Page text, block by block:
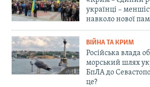
українці –
навколо нової
ВІЙНА ТА КРИМ
Російська влада
морський шлях
БпЛА до
це?